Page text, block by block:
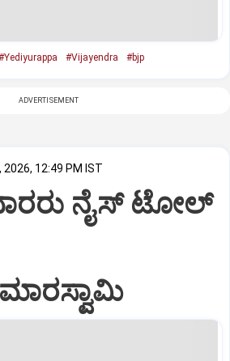
#Vijayendra #bjp
ADVERTISEMENT
2026, 12:49 PM IST
ನೈಸ್‌ ಟೋಲ್‌